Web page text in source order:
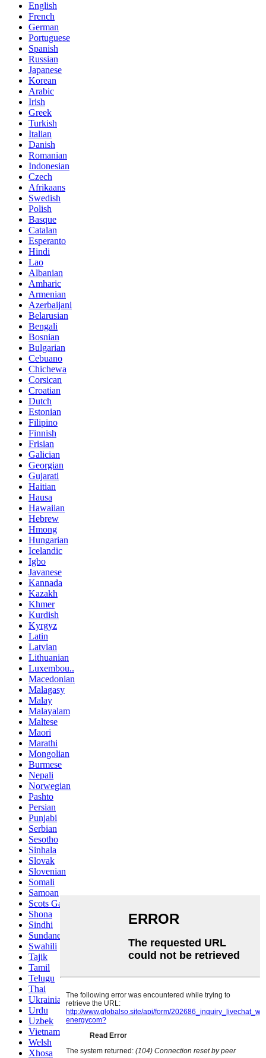
English
French
German
Portuguese
Spanish
Russian
Japanese
Korean
Arabic
Irish
Greek
Turkish
Italian
Danish
Romanian
Indonesian
Czech
Afrikaans
Swedish
Polish
Basque
Catalan
Esperanto
Hindi
Lao
Albanian
Amharic
Armenian
Azerbaijani
Belarusian
Bengali
Bosnian
Bulgarian
Cebuano
Chichewa
Corsican
Croatian
Dutch
Estonian
Filipino
Finnish
Frisian
Galician
Georgian
Gujarati
Haitian
Hausa
Hawaiian
Hebrew
Hmong
Hungarian
Icelandic
Igbo
Javanese
Kannada
Kazakh
Khmer
Kurdish
Kyrgyz
Latin
Latvian
Lithuanian
Luxembou..
Macedonian
Malagasy
Malay
Malayalam
Maltese
Maori
Marathi
Mongolian
Burmese
Nepali
Norwegian
Pashto
Persian
Punjabi
Serbian
Sesotho
Sinhala
Slovak
Slovenian
Somali
Samoan
Scots Gaelic
Shona
Sindhi
Sundanese
Swahili
Tajik
Tamil
Telugu
Thai
Ukrainian
Urdu
Uzbek
Vietnamese
Welsh
Xhosa